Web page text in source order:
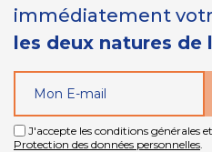
immédiatement
les deux natures de
J'accepte les conditions générales
Protection des données personnelles